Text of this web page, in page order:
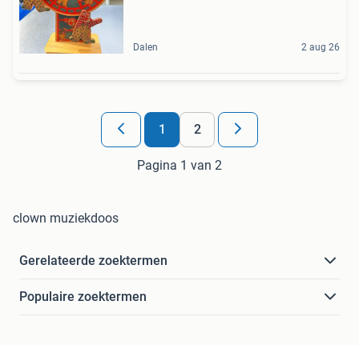
Dalen 2 aug 26
1 2
Pagina 1 van 2
clown muziekdoos
Gerelateerde zoektermen
Populaire zoektermen